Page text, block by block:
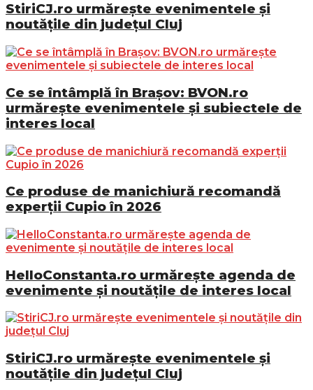
StiriCJ.ro urmărește evenimentele și
noutățile din județul Cluj
Ce se întâmplă în Brașov: BVON.ro
urmărește evenimentele și subiectele de
interes local
Ce produse de manichiură recomandă
experții Cupio în 2026
HelloConstanta.ro urmărește agenda de
evenimente și noutățile de interes local
StiriCJ.ro urmărește evenimentele și
noutățile din județul Cluj